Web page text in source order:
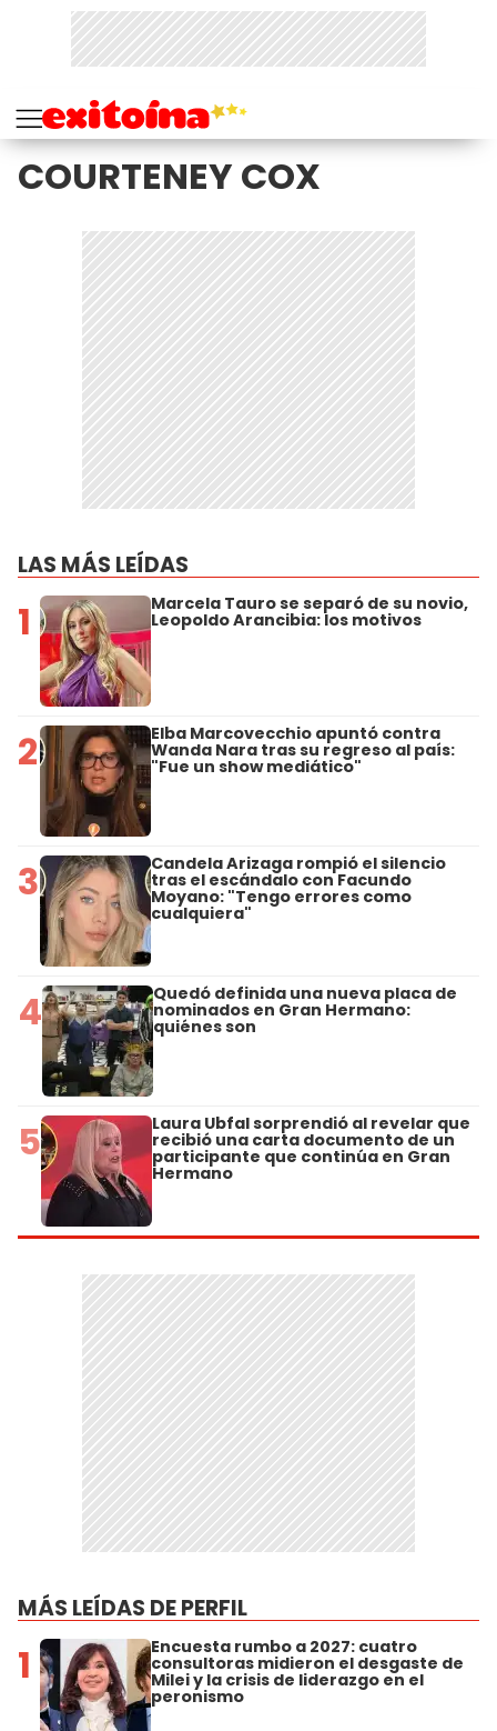
COURTENEY COX
LAS MÁS LEÍDAS
1 Marcela Tauro se separó de su novio,
Leopoldo Arancibia: los motivos
2 Elba Marcovecchio apuntó contra
Wanda Nara tras su regreso al país:
"Fue un show mediático"
3 Candela Arizaga rompió el silencio
tras el escándalo con Facundo
Moyano: "Tengo errores como
cualquiera"
4 Quedó definida una nueva placa de
nominados en Gran Hermano:
quiénes son
5 Laura Ubfal sorprendió al revelar que
recibió una carta documento de un
participante que continúa en Gran
Hermano
MÁS LEÍDAS DE PERFIL
1 Encuesta rumbo a 2027: cuatro
consultoras midieron el desgaste de
Milei y la crisis de liderazgo en el
peronismo